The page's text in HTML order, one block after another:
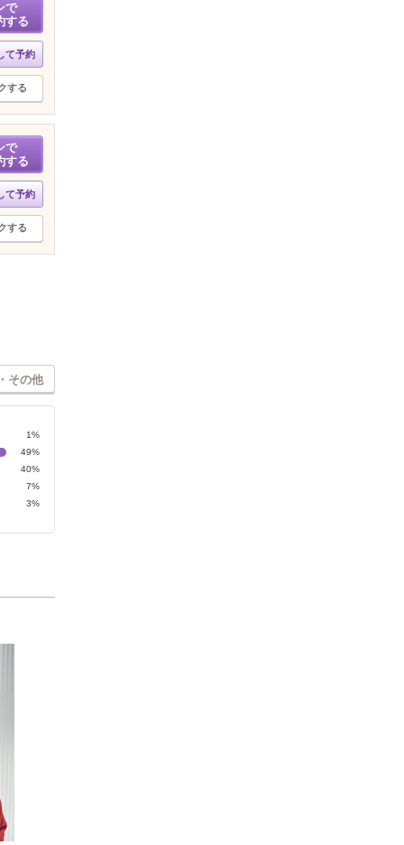
で
する
て予約
する
で
する
て予約
する
その他
1%
49%
40%
7%
3%